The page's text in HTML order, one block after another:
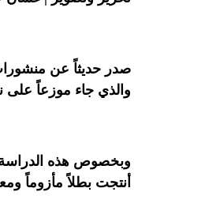
صدر حديثاً عن منشورات
والذي جاء موزعاً على نحو (٢٧٥)صفحة، ضمن حقل الدراسات
وبخصوص هذه
أنتجت بطلاً مأزوماً